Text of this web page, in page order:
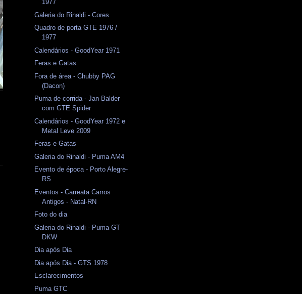
1977
Galeria do Rinaldi - Cores
Quadro de porta GTE 1976 /
1977
Calendários - GoodYear 1971
Feras e Gatas
Fora de área - Chubby PAG
(Dacon)
Puma de corrida - Jan Balder
com GTE Spider
Calendários - GoodYear 1972 e
Metal Leve 2009
Feras e Gatas
Galeria do Rinaldi - Puma AM4
Evento de época - Porto Alegre-
RS
Eventos - Carreata Carros
Antigos - Natal-RN
Foto do dia
Galeria do Rinaldi - Puma GT
DKW
Dia após Dia
Dia após Dia - GTS 1978
Esclarecimentos
Puma GTC